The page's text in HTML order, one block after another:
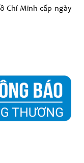
Chí Minh cấp ngày